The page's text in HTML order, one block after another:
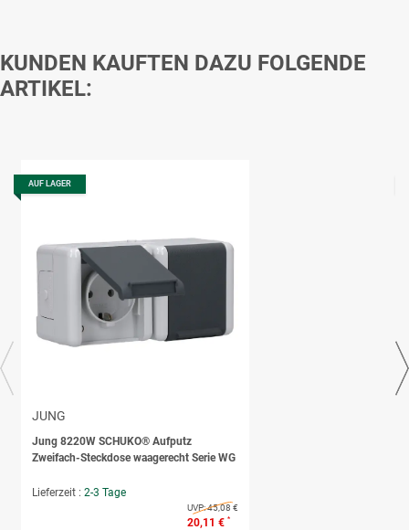
KUNDEN KAUFTEN DAZU FOLGENDE
ARTIKEL:
AUF LAGER
JUNG
Jung 8220W SCHUKO® Aufputz
Zweifach-Steckdose waagerecht Serie WG
Lieferzeit : 2-3 Tage
UVP:45,08 €
20,11 € *